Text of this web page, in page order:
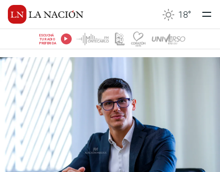
18°
ESCUCHÁ
TU RADIO
PREFERIDA